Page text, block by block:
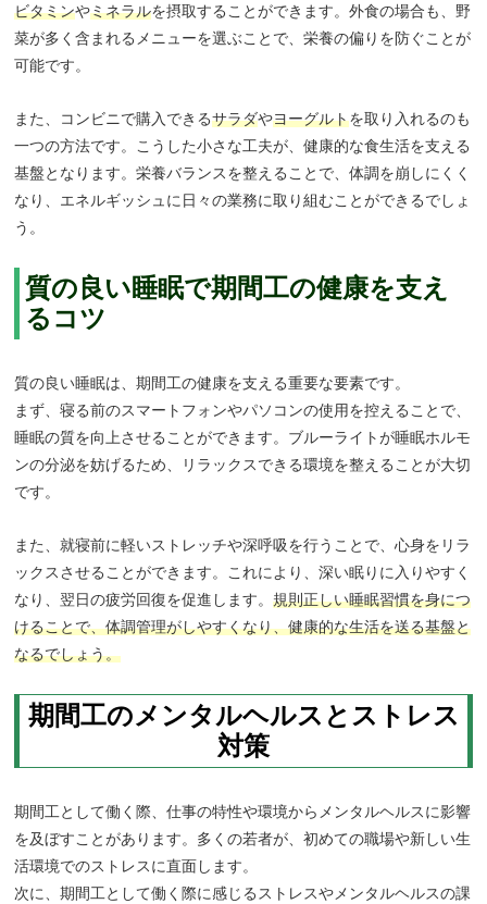
ビタミンやミネラルを摂取することができます。外食の場合も、野
菜が多く含まれるメニューを選ぶことで、栄養の偏りを防ぐことが
可能です。
また、コンビニで購入できるサラダやヨーグルトを取り入れるのも
一つの方法です。こうした小さな工夫が、健康的な食生活を支える
基盤となります。栄養バランスを整えることで、体調を崩しにくく
なり、エネルギッシュに日々の業務に取り組むことができるでしょ
う。
質の良い睡眠で期間工の健康を支え
るコツ
質の良い睡眠は、期間工の健康を支える重要な要素です。
まず、寝る前のスマートフォンやパソコンの使用を控えることで、
睡眠の質を向上させることができます。ブルーライトが睡眠ホルモ
ンの分泌を妨げるため、リラックスできる環境を整えることが大切
です。
また、就寝前に軽いストレッチや深呼吸を行うことで、心身をリラ
ックスさせることができます。これにより、深い眠りに入りやすく
なり、翌日の疲労回復を促進します。 規則正しい睡眠習慣を身につ
けることで、体調管理がしやすくなり、健康的な生活を送る基盤と
なるでしょう。
期間工のメンタルヘルスとストレス
対策
期間工として働く際、仕事の特性や環境からメンタルヘルスに影響
を及ぼすことがあります。多くの若者が、初めての職場や新しい生
活環境でのストレスに直面します。
次に、期間工として働く際に感じるストレスやメンタルヘルスの課